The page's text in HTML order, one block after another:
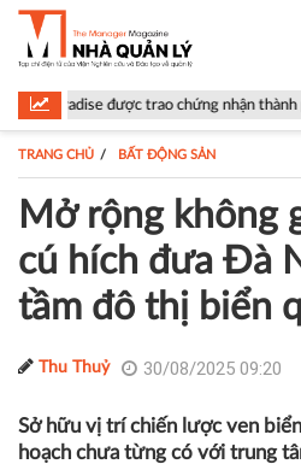
trao chứng nhận thành phố thông minh
TRANG CHỦ BẤT ĐỘNG SẢN
Mở rộng không
cú hích đưa Đà
tầm đô thị biển
Thu Thuỷ 30/08/2025 09:20
Sở hữu vị trí chiến lược ven
hoạch chưa từng có với trung